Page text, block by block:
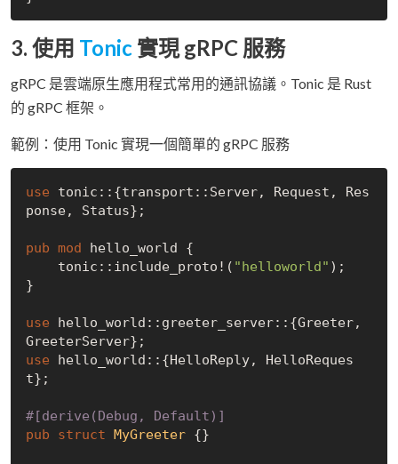
3. 使用 Tonic 實現 gRPC 服務
gRPC 是雲端原生應用程式常用的通訊協議。Tonic 是 Rust
的 gRPC 框架。
範例：使用 Tonic 實現一個簡單的 gRPC 服務
use tonic::{transport::Server, Request, Res
ponse, Status};
pub mod hello_world {
    tonic::include_proto!(
"helloworld" );
}
use hello_world::greeter_server::{Greeter,
use hello_world::{HelloReply, HelloReques
t};
#[derive(Debug, Default)]
pub
struct MyGreeter {}